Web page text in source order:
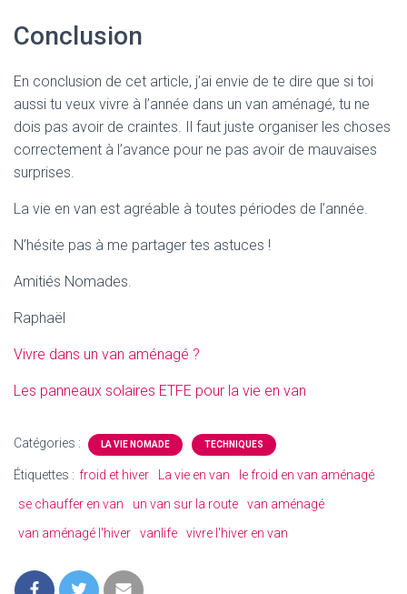
Conclusion
En conclusion de cet article, j’ai envie de te dire que si toi
aussi tu veux vivre à l’année dans un van aménagé, tu ne
dois pas avoir de craintes. Il faut juste organiser les choses
correctement à l’avance pour ne pas avoir de mauvaises
surprises.
La vie en van est agréable à toutes périodes de l’année.
N’hésite pas à me partager tes astuces !
Amitiés Nomades.
Raphaël
Vivre dans un van aménagé ?
Les panneaux solaires ETFE pour la vie en van
Catégories : LA VIE NOMADE TECHNIQUES
Étiquettes : froid et hiver La vie en van
le froid en van aménagé
se chauffer en van
un van sur la route
van aménagé
van aménagé l'hiver
vanlife vivre l'hiver en van